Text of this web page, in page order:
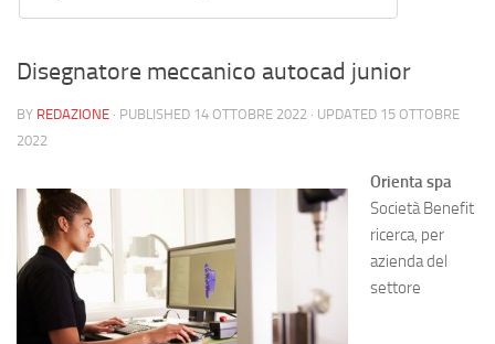
Disegnatore meccanico autocad junior
BY REDAZIONE · PUBLISHED 14 OTTOBRE 2022 · UPDATED 15 OTTOBRE
2022
Orienta spa
Società Benefit
ricerca, per
azienda del
settore